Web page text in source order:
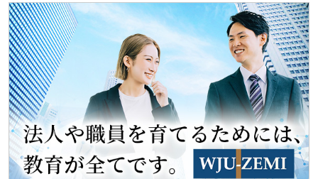
ゲ
ー
シ
ョ
ン